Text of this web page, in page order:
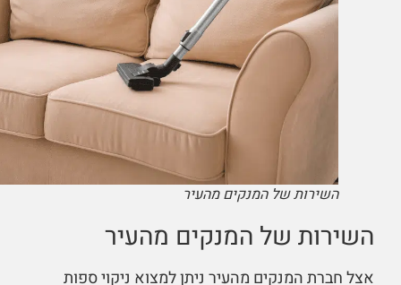
השירות של המנקים מהעיר
השירות של המנקים מהעיר
אצל חברת המנקים מהעיר ניתן למצוא ניקוי ספות